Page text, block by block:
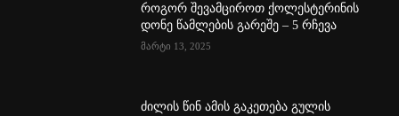
როგორ შევამციროთ ქოლესტერინის
დონე წამლების გარეშე – 5 რჩევა
მარტი 13, 2025
ძილის წინ ამის გაკეთება გულის